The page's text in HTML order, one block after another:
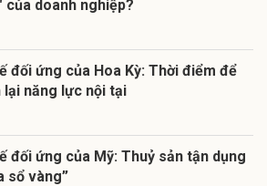
của doanh nghiệp?
đối ứng của Hoa Kỳ: Thời điểm để
lại năng lực nội tại
đối ứng của Mỹ: Thuỷ sản tận dụng
sổ vàng”